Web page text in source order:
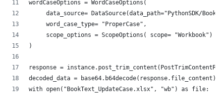
wordCaseOptions = WordCaseOptions(
data_source= DataSource(data_path="PythonSDK/
     word_case_type= "ProperCase",
     scope_options = ScopeOptions( scope= "Workbook")
)
response =
decoded_data = base64.b64decode(response.file_content)
with open("BookText_UpdateCase.xlsx", "wb") as file: